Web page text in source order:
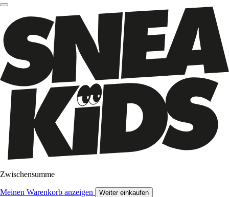
Zwischensumme
Meinen Warenkorb anzeigen Weiter einkaufen